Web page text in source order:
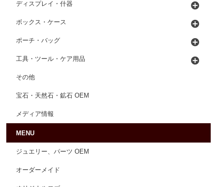
ディスプレイ・什器
ボックス・ケース
ポーチ・バッグ
工具・ツール・ケア用品
その他
宝石・天然石・鉱石 OEM
メディア情報
MENU
ジュエリー、パーツ OEM
オーダーメイド